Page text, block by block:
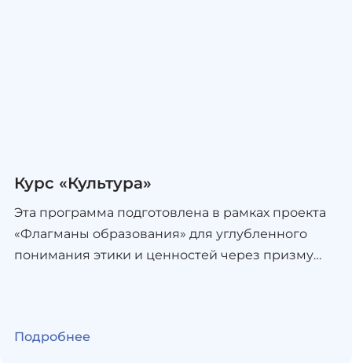
Курс «Культура»
Эта программа подготовлена в рамках проекта
«Флагманы образования» для углубленного
понимания этики и ценностей через призму
пространство, как и зачем работают музеи,
Подробнее